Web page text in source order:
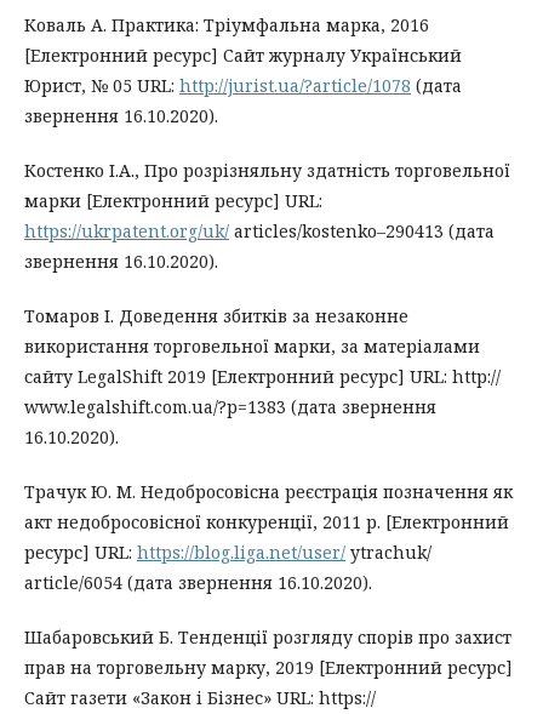
Коваль А. Практика: Тріумфальна марка, 2016
[Електронний ресурс] Сайт журналу Український
Юрист, № 05 URL: http://jurist.ua/?article/1078 (дата
звернення 16.10.2020).
Костенко І.А., Про розрізняльну здатність торговельної
марки [Електронний ресурс] URL:
https://ukrpatent.org/uk/ articles/kostenko–290413 (дата
звернення 16.10.2020).
Томаров І. Доведення збитків за незаконне
використання торговельної марки, за матеріалами
сайту LegalShift 2019 [Електронний ресурс] URL: http://
www.legalshift.com.ua/?p=1383 (дата звернення
16.10.2020).
Трачук Ю. М. Недобросовісна реєстрація позначення як
акт недобросовісної конкуренції, 2011 р. [Електронний
ресурс] URL: https://blog.liga.net/user/ ytrachuk/
article/6054 (дата звернення 16.10.2020).
Шабаровський Б. Тенденції розгляду спорів про захист
прав на торговельну марку, 2019 [Електронний ресурс]
Сайт газети «Закон і Бізнес» URL: https://